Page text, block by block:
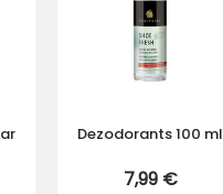
Dezodorants 100 ml
7,99 €